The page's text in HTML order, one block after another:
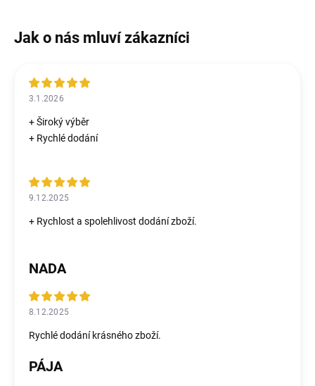
3.1.2026
+ Široký výběr
+ Rychlé dodání
9.12.2025
+ Rychlost a spolehlivost dodání zboží.
NADA
8.12.2025
Rychlé dodání krásného zboží.
PÁJA